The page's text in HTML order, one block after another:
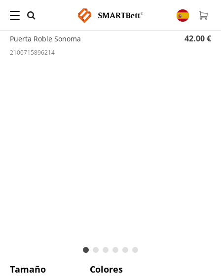
Hogar Estanterías / Puerta Roble Sonoma
Puerta Roble Sonoma 42.00 €
2100715896214
Tamaño Colores